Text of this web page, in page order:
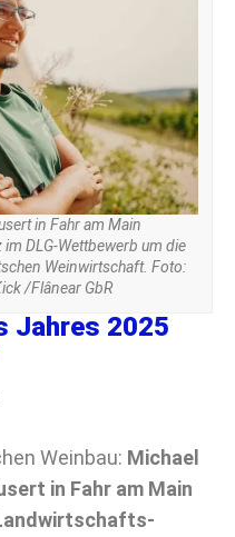
in Fahr am Main
DLG-Wettbewerb um die
Weinwirtschaft. Foto:
/Flânear GbR
Jahres 2025
Weinbau: Michael
in Fahr am Main